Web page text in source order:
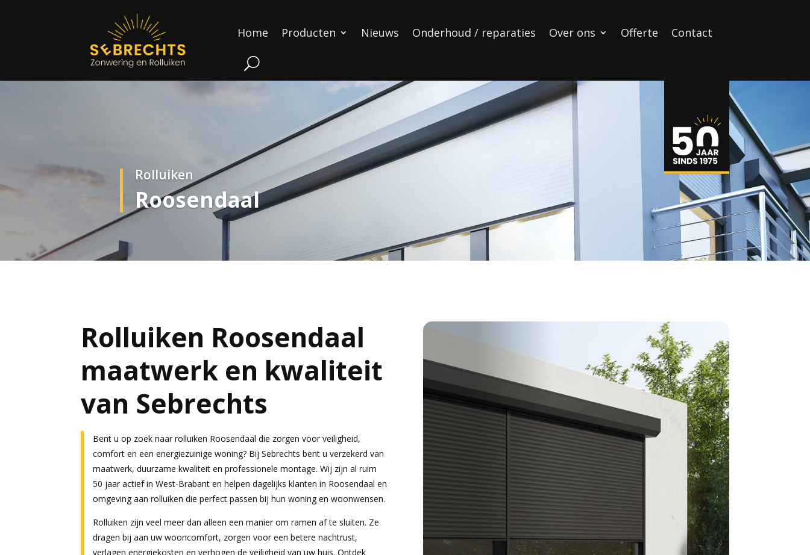
Home Producten Nieuws Onderhoud / reparaties Over ons Offerte Contact
Rolluiken
Roosendaal
Rolluiken Roosendaal
maatwerk en kwaliteit
van Sebrechts
Bent u op zoek naar rolluiken Roosendaal die zorgen voor veiligheid,
comfort en een energiezuinige woning? Bij Sebrechts bent u verzekerd van
maatwerk, duurzame kwaliteit en professionele montage. Wij zijn al ruim
50 jaar actief in West-Brabant en helpen dagelijks klanten in Roosendaal en
omgeving aan rolluiken die perfect passen bij hun woning en woonwensen.
Rolluiken zijn veel meer dan alleen een manier om ramen af te sluiten. Ze
dragen bij aan uw wooncomfort, zorgen voor een betere nachtrust,
verlagen energiekosten en verhogen de veiligheid van uw huis. Ontdek